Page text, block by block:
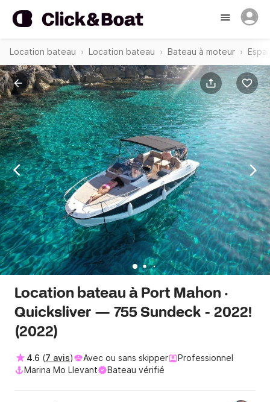
Location bateau Location bateau Bateau à moteur
Location bateau à Port Mahon ·
Quicksliver — 755 Sundeck - 2022!
(2022)
4.6 (7 avis) Avec ou sans skipper
Professionnel
Marina Mo Llevant
Bateau vérifié